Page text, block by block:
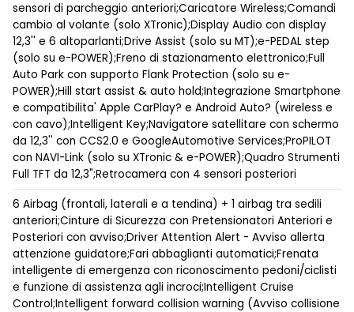
sensori di parcheggio anteriori;Caricatore Wireless;Comandi
cambio al volante (solo XTronic);Display Audio con display
12,3'' e 6 altoparlanti;Drive Assist (solo su MT);e-PEDAL step
(solo su e-POWER);Freno di stazionamento elettronico;Full
Auto Park con supporto Flank Protection (solo su e-
POWER);Hill start assist & auto hold;Integrazione Smartphone
e compatibilita' Apple CarPlay? e Android Auto? (wireless e
con cavo);Intelligent Key;Navigatore satellitare con schermo
da 12,3'' con CCS2.0 e GoogleAutomotive Services;ProPILOT
con NAVI-Link (solo su XTronic & e-POWER);Quadro Strumenti
Full TFT da 12,3";Retrocamera con 4 sensori posteriori
6 Airbag (frontali, laterali e a tendina) + 1 airbag tra sedili
anteriori;Cinture di Sicurezza con Pretensionatori Anteriori e
Posteriori con avviso;Driver Attention Alert - Avviso allerta
attenzione guidatore;Fari abbaglianti automatici;Frenata
intelligente di emergenza con riconoscimento pedoni/ciclisti
e funzione di assistenza agli incroci;Intelligent Cruise
Control;Intelligent forward collision warning (Avviso collisione